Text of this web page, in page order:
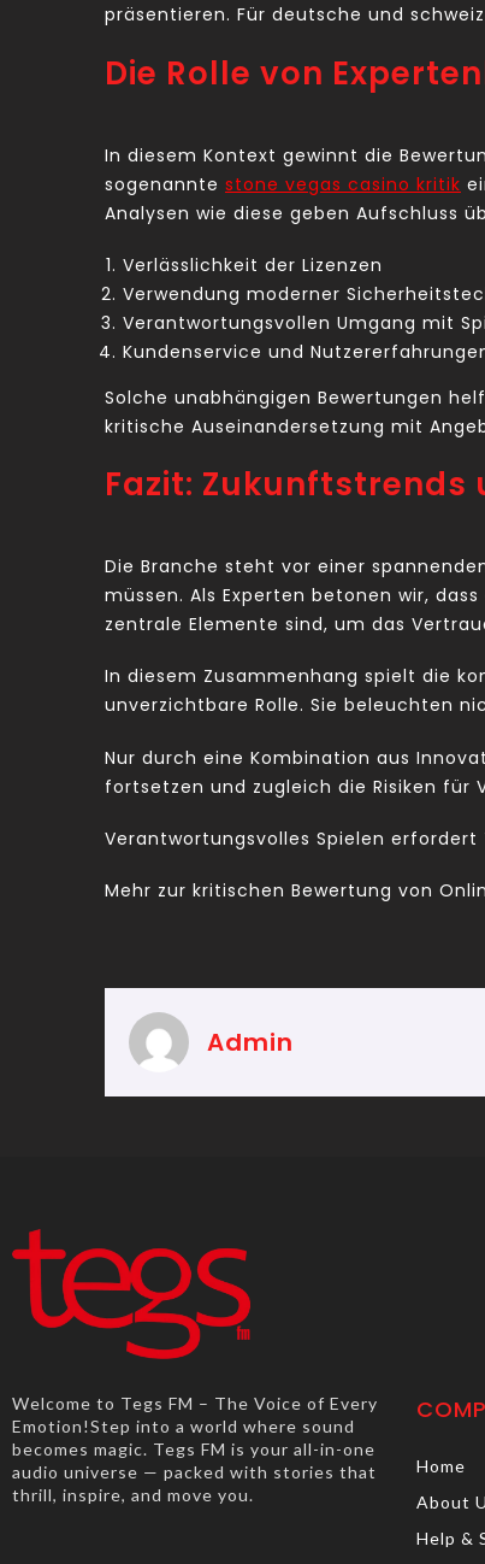
präsentieren. Für deutsche und
Die Rolle von
In diesem Kontext gewinnt die
sogenannte stone vegas casino kritik
Analysen wie diese geben Aufschluss
Verlässlichkeit der Lizenzen
Verwendung moderner
Verantwortungsvollen Umgang mit
Kundenservice und
Solche unabhängigen Bewertungen
kritische Auseinandersetzung mit
Fazit:
Die Branche steht vor einer
müssen. Als Experten betonen wir,
zentrale Elemente sind, um das
In diesem Zusammenhang spielt die
unverzichtbare Rolle. Sie beleuchten
Nur durch eine Kombination aus
fortsetzen und zugleich die Risiken für
Verantwortungsvolles Spielen
Mehr zur kritischen Bewertung von
Admin
Welcome to Tegs FM – The Voice of Every
Emotion!Step into a world where sound
becomes magic. Tegs FM is your all-in-one
audio universe — packed with stories that
thrill, inspire, and move you.
Home
About
Help &